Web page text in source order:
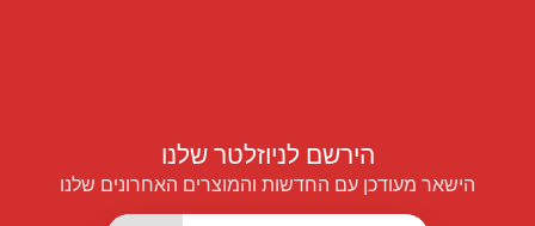
הירשם לניוזלטר שלנו
הישאר מעודכן עם החדשות והמוצרים האחרונים שלנו